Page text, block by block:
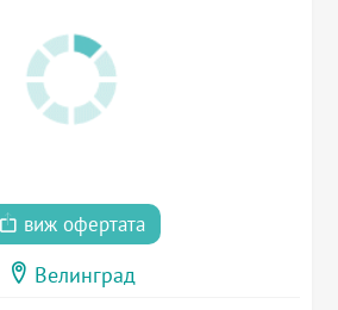
виж офертата
Велинград